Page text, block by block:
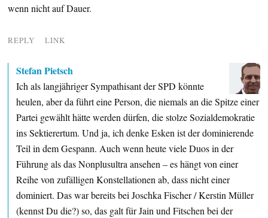
wenn nicht auf Dauer.
REPLY LINK
Stefan Pietsch
Ich als langjähriger Sympathisant der SPD könnte
heulen, aber da führt eine Person, die niemals an die Spitze einer
Partei gewählt hätte werden dürfen, die stolze Sozialdemokratie
ins Sektierertum. Und ja, ich denke Esken ist der dominierende
Teil in dem Gespann. Auch wenn heute viele Duos in der
Führung als das Nonplusultra ansehen – es hängt von einer
Reihe von zufälligen Konstellationen ab, dass nicht einer
dominiert. Das war bereits bei Joschka Fischer / Kerstin Müller
(kennst Du die?) so, das galt für Jain und Fitschen bei der